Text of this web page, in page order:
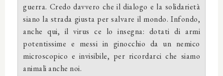
guerra. Credo davvero che il dialogo e la solidarietà
siano la strada giusta per salvare il mondo. Infondo,
anche qui, il virus ce lo insegna: dotati di armi
potentissime e messi in ginocchio da un nemico
microscopico e invisibile, per ricordarci che siamo
animali anche noi.